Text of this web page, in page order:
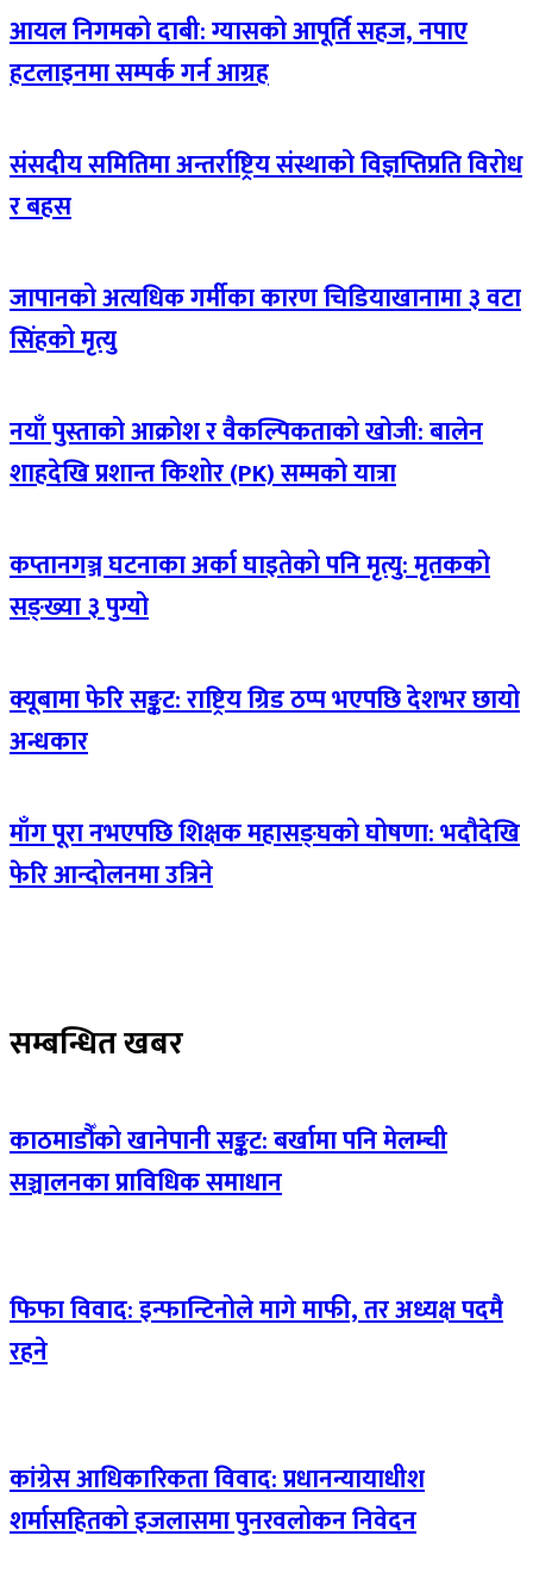
आयल निगमको दाबी: ग्यासको आपूर्ति सहज, नपाए
हटलाइनमा सम्पर्क गर्न आग्रह
संसदीय समितिमा अन्तर्राष्ट्रिय संस्थाको विज्ञप्तिप्रति विरोध
र बहस
जापानको अत्यधिक गर्मीका कारण चिडियाखानामा ३ वटा
सिंहको मृत्यु
नयाँ पुस्ताको आक्रोश र वैकल्पिकताको खोजी: बालेन
शाहदेखि प्रशान्त किशोर (PK) सम्मको यात्रा
कप्तानगञ्ज घटनाका अर्का घाइतेको पनि मृत्यु: मृतकको
सङ्ख्या ३ पुग्यो
क्यूबामा फेरि सङ्कट: राष्ट्रिय ग्रिड ठप्प भएपछि देशभर छायो
अन्धकार
माँग पूरा नभएपछि शिक्षक महासङ्घको घोषणा: भदौदेखि
फेरि आन्दोलनमा उत्रिने
सम्बन्धित खबर
काठमाडौँको खानेपानी सङ्कट: बर्खामा पनि मेलम्ची
सञ्चालनका प्राविधिक समाधान
फिफा विवाद: इन्फान्टिनोले मागे माफी, तर अध्यक्ष पदमै
रहने
कांग्रेस आधिकारिकता विवाद: प्रधानन्यायाधीश
शर्मासहितको इजलासमा पुनरवलोकन निवेदन